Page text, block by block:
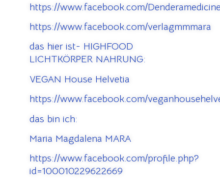
https://www.facebook.com/
https://www.facebook.com/verlagmmmara
das hier ist- HIGHFOOD
LICHTKÖRPER NAHRUNG:
VEGAN House Helvetia
https://www.facebook.com/
das bin ich:
Maria Magdalena MARA
https://www.facebook.com/profile.php?
id=100010229622669